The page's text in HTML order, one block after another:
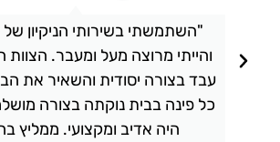
"השתמשתי בשירותי הניקיון של
והייתי מרוצה מעל ומעבר. הצוות
עבד בצורה יסודית והשאיר את
כל פינה בבית נוקתה בצורה
היה אדיב ומקצועי. ממליץ